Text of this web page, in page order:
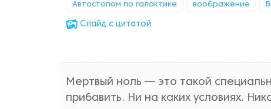
Автостопом по галактике воображение
Cлайд с цитатой
Мертвый ноль — это такой
прибавить. Ни на каких условиях.